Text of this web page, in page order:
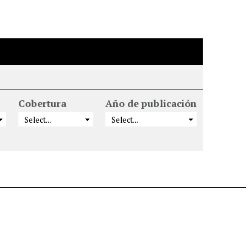
Cobertura Año de publicación